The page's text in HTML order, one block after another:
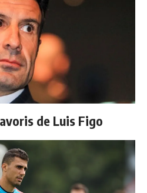
de Luis Figo